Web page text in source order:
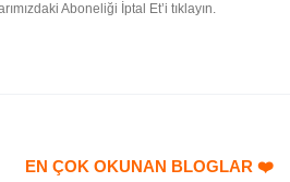
Aboneliği İptal Et’i tıklayın.
EN ÇOK OKUNAN BLOGLAR ❤️